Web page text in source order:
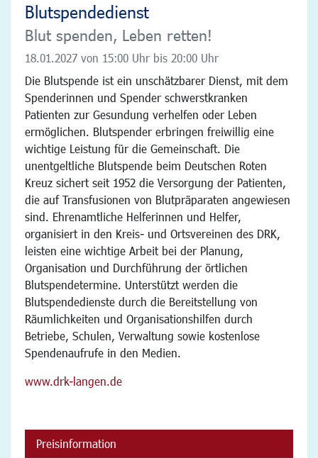
Blutspendedienst
Blut spenden, Leben retten!
18.01.2027 von 15:00 Uhr bis 20:00 Uhr
Die Blutspende ist ein unschätzbarer Dienst, mit dem
Spenderinnen und Spender schwerstkranken
Patienten zur Gesundung verhelfen oder Leben
ermöglichen. Blutspender erbringen freiwillig eine
wichtige Leistung für die Gemeinschaft. Die
unentgeltliche Blutspende beim Deutschen Roten
Kreuz sichert seit 1952 die Versorgung der Patienten,
die auf Transfusionen von Blutpräparaten angewiesen
sind. Ehrenamtliche Helferinnen und Helfer,
organisiert in den Kreis- und Ortsvereinen des DRK,
leisten eine wichtige Arbeit bei der Planung,
Organisation und Durchführung der örtlichen
Blutspendetermine. Unterstützt werden die
Blutspendedienste durch die Bereitstellung von
Räumlichkeiten und Organisationshilfen durch
Betriebe, Schulen, Verwaltung sowie kostenlose
Spendenaufrufe in den Medien.
www.drk-langen.de
Preisinformation